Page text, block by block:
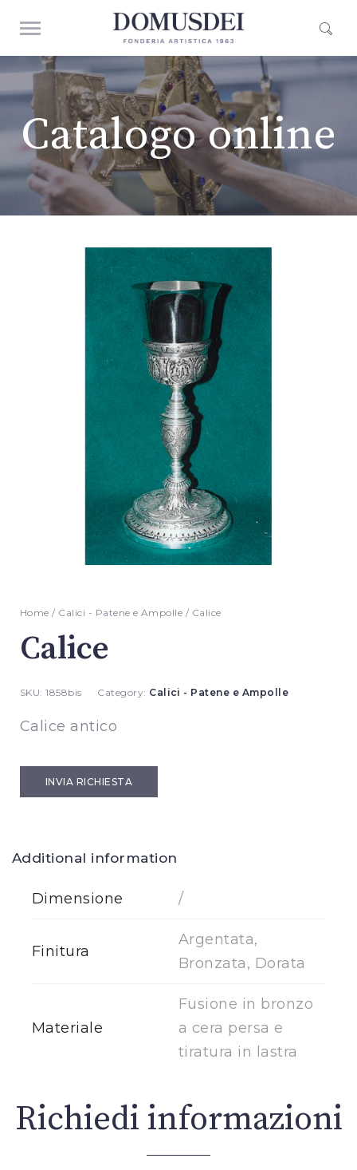
Catalogo online
Home / Calici - Patene e Ampolle / Calice
Calice
SKU:1858bis Category: Calici - Patene e Ampolle
Calice antico
INVIA RICHIESTA
Additional information
Dimensione /
Finitura
Argentata,
Bronzata, Dorata
Materiale
Fusione in bronzo
a cera persa e
tiratura in lastra
Richiedi informazioni